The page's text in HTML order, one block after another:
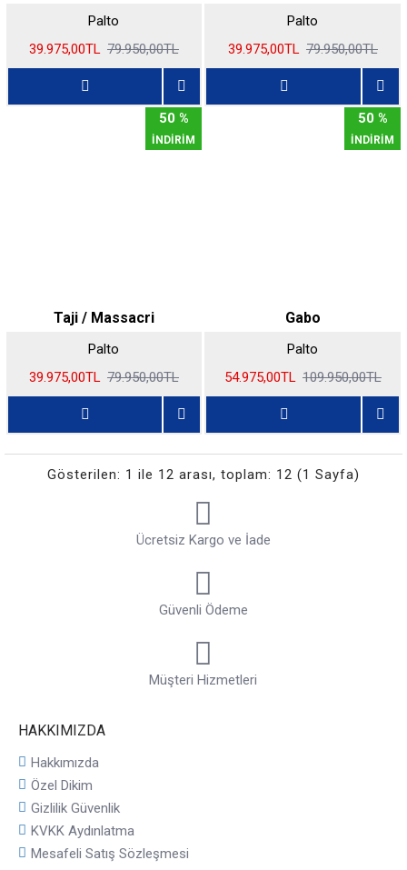
Palto
39.975,00TL 79.950,00TL
Palto
39.975,00TL 79.950,00TL
İNDİRİM
50 %
Taji / Massacri
Palto
39.975,00TL 79.950,00TL
İNDİRİM
50 %
Gabo
Palto
54.975,00TL 109.950,00TL
Gösterilen: 1 ile 12 arası, toplam: 12 (1 Sayfa)
Ücretsiz Kargo ve İade
Güvenli Ödeme
Müşteri Hizmetleri
HAKKIMIZDA
Hakkımızda
Özel Dikim
Gizlilik Güvenlik
KVKK Aydınlatma
Mesafeli Satış Sözleşmesi